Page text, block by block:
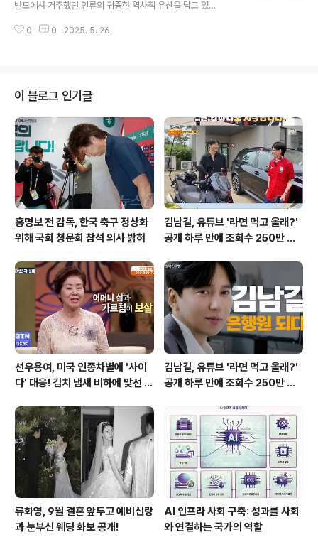
미칠 것으로 전망됩니다. 3차 TV 토론의 중요성과 준비 과
정이준석 후보는 내일 있을 3차 TV 토론에 대비하고 있는
반도에서 거주했던 인류의 귀중한 역사적 유산을 담고 있
전리 명문과 암각화를 포함하여, 한반도 선사 문화의 정점
것이라고 입을 모읍니다. ICOMOS의 등재 권고국제기념
물유적협의회(ICOMOS)는 반구천 암각화에 대해 ‘등재’
권고 판단을 내렸습니다. 이는 세계유산 등재 신청을 위한
중요한 단계로, 이코모스는 신청된 유산의 가치를 평가하
여 권고안을 제시합니다. 특히, 반구천 암각화는 그 역사적
가치와 독특한 문화적 의미로 인해..
0 0 2025. 5. 26.
이 블로그 인기글
홍명보 전 감독, 한국 축구 정상화
위해 국회 청문회 참석 의사 밝혀
김남길, 유튜브 '라면 먹고 올래?'
공개 하루 만에 조회수 250만 돌
선우용여, 미국 인종차별에 '사이
다' 대응! 김치 냄새 비하에 맞선 통
김남길, 유튜브 '라면 먹고 올래?'
공개 하루 만에 조회수 250만 돌
류화영, 9월 결혼 앞두고 예비신랑
과 눈부신 웨딩 화보 공개!
AI 인프라 사회 구축: 성과를 사회
와 연결하는 국가의 역할